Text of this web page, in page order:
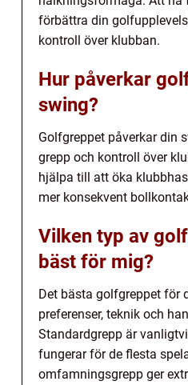
förbättra din
kontroll över klubban.
Hur påverkar
swing?
Golfgreppet påverkar din
grepp och kontroll över
hjälpa till att öka
mer konsekvent
Vilken typ av
bäst för mig?
Det bästa golfgreppet för
preferenser, teknik och
Standardgrepp är
fungerar för de flesta
omfamningsgrepp ger